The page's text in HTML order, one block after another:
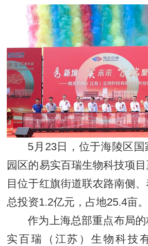
5月23日，位于海陵区
园区的易实百瑞生物科技项
目位于红旗街道联农路南侧、
总投资1.2亿元，占地25.4亩。
作为上海总部重点布局
实百瑞（江苏）生物科技